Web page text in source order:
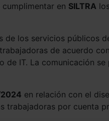
en SILTRA
los servicios públicos
de acuerdo
IT. La comunicación
en relación con el
trabajadoras por cuenta